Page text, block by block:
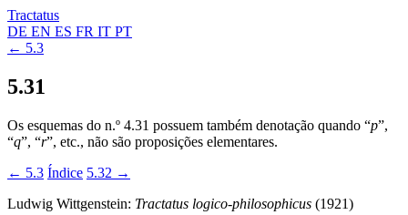
Tractatus
DE EN ES FR IT PT
← 5.3
5.31
Os esquemas do n.º 4.31 possuem também denotação quando “p”,
“q”, “r”, etc., não são proposições elementares.
← 5.3 Índice 5.32 →
Ludwig Wittgenstein: Tractatus logico-philosophicus (1921)